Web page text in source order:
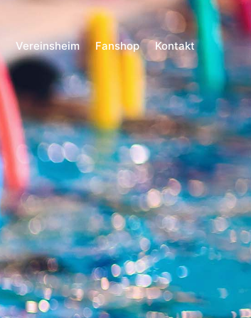
Vereinsheim Fanshop Kontakt